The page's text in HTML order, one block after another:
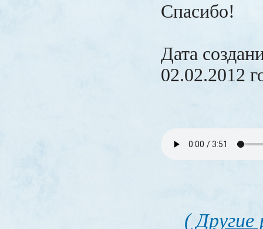
Спасибо!
Дата
02.02.2012
(